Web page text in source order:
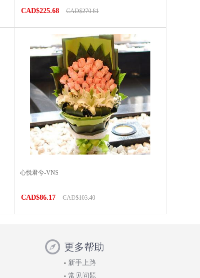
CAD$225.68 CAD$270.81
心悦君兮-VNS
CAD$86.17 CAD$103.40
更多帮助
新手上路
常见问题